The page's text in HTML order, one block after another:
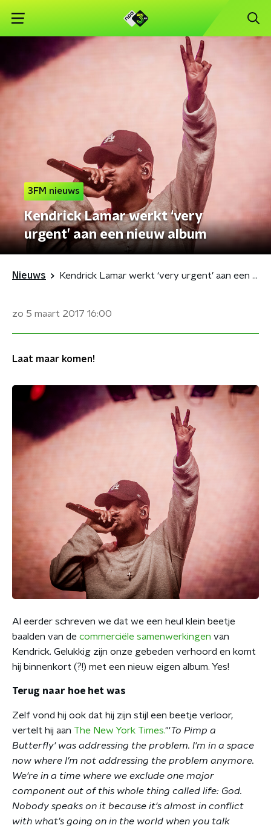
3FM nieuws
Kendrick Lamar werkt ‘very
urgent’ aan een nieuw album
Nieuws Kendrick Lamar werkt ‘very urgent’ aan een nieuw album
zo 5 maart 2017 16:00
Laat maar komen!
Al eerder schreven we dat we een heul klein beetje
baalden van de commerciële samenwerkingen van
Kendrick. Gelukkig zijn onze gebeden verhoord en komt
hij binnenkort (?!) met een nieuw eigen album. Yes!
Terug naar hoe het was
Zelf vond hij ook dat hij zijn stijl een beetje verloor,
vertelt hij aan The New York Times."'To Pimp a
Butterfly' was addressing the problem. I'm in a space
now where I’m not addressing the problem anymore.
We're in a time where we exclude one major
component out of this whole thing called life: God.
Nobody speaks on it because it's almost in conflict
with what's going on in the world when you talk